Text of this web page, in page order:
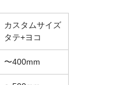
カスタムサイズ
タテ+ヨコ
〜400mm